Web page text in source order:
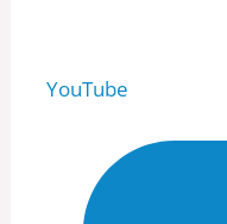
YouTube